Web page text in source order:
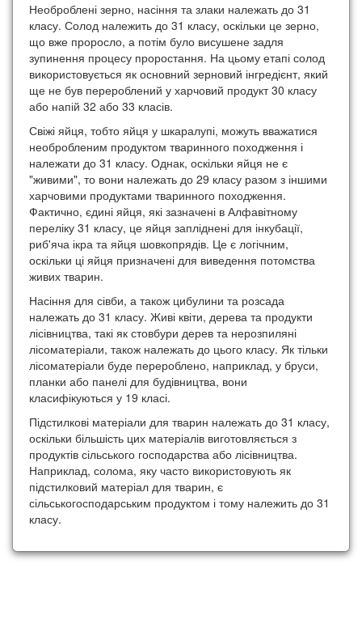
Необроблені зерно, насіння та злаки належать до 31
класу. Солод належить до 31 класу, оскільки це зерно,
що вже проросло, а потім було висушене задля
зупинення процесу проростання. На цьому етапі солод
використовується як основний зерновий інгредієнт, який
ще не був перероблений у харчовий продукт 30 класу
або напій 32 або 33 класів.
Свіжі яйця, тобто яйця у шкаралупі, можуть вважатися
необробленим продуктом тваринного походження і
належати до 31 класу. Однак, оскільки яйця не є
"живими", то вони належать до 29 класу разом з іншими
харчовими продуктами тваринного походження.
Фактично, єдині яйця, які зазначені в Алфавітному
переліку 31 класу, це яйця запліднені для інкубації,
риб'яча ікра та яйця шовкопрядів. Це є логічним,
оскільки ці яйця призначені для виведення потомства
живих тварин.
Насіння для сівби, а також цибулини та розсада
належать до 31 класу. Живі квіти, дерева та продукти
лісівництва, такі як стовбури дерев та нерозпиляні
лісоматеріали, також належать до цього класу. Як тільки
лісоматеріали буде перероблено, наприклад, у бруси,
планки або панелі для будівництва, вони
класифікуються у 19 класі.
Підстилкові матеріали для тварин належать до 31 класу,
оскільки більшість цих матеріалів виготовляється з
продуктів сільського господарства або лісівництва.
Наприклад, солома, яку часто використовують як
підстилковий матеріал для тварин, є
сільськогосподарським продуктом і тому належить до 31
класу.